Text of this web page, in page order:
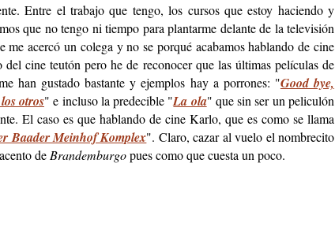
Entre el trabajo que tengo, los cursos que estoy haciendo y
que no tengo ni tiempo para plantarme delante de la televisión
acercó un colega y no se porqué acabamos hablando de cine
cine teutón pero he de reconocer que las últimas películas de
han gustado bastante y ejemplos hay a porrones: "Good bye,
otros" e incluso la predecible "La ola" que sin ser un peliculón
El caso es que hablando de cine Karlo, que es como se llama
Baader Meinhof Komplex". Claro, cazar al vuelo el nombrecito
de Brandemburgopues como que cuesta un poco.